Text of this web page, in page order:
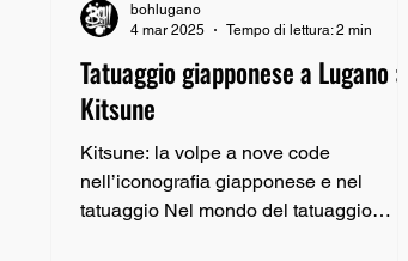
Tatuaggio giapponese a Lugano : la
Kitsune
Kitsune: la volpe a nove code
nell’iconografia giapponese e nel
tatuaggio Nel mondo del tatuaggio
bohlugano
4 mar 2025
Tempo di lettura: 2 min